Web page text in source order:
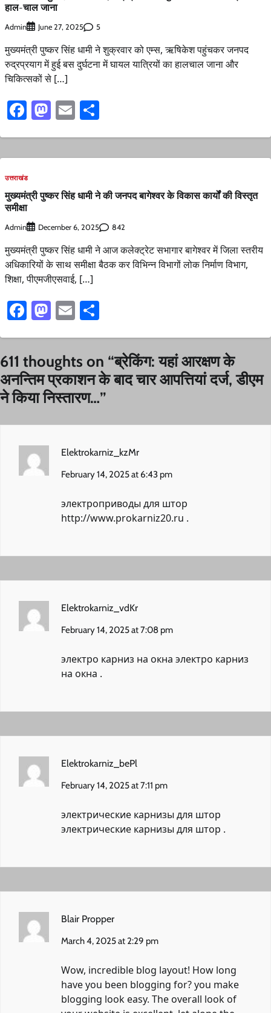
हाल-चाल जाना
Admin June 27, 2025 5
मुख्यमंत्री पुष्कर सिंह धामी ने शुक्रवार को एम्स, ऋषिकेश पहुंचकर जनपद
रुद्रप्रयाग में हुई बस दुर्घटना में घायल यात्रियों का हालचाल जाना और
चिकित्सकों से […]
Facebook
Mastodon
Email
उत्तराखंड
मुख्यमंत्री पुष्कर सिंह धामी ने की जनपद बागेश्वर के विकास कार्यों की विस्तृत
समीक्षा
Admin December 6, 2025 842
मुख्यमंत्री पुष्कर सिंह धामी ने आज कलेक्ट्रेट सभागार बागेश्वर में जिला स्तरीय
अधिकारियों के साथ समीक्षा बैठक कर विभिन्न विभागों लोक निर्माण विभाग,
शिक्षा, पीएमजीएसवाई, […]
Facebook
Mastodon
Email
611 thoughts on “ब्रेकिंग: यहां आरक्षण के
अनन्तिम प्रकाशन के बाद चार आपत्तियां दर्ज, डीएम
ने किया निस्तारण…”
Elektrokarniz_kzMr
February 14, 2025 at 6:43 pm
электроприводы для штор
http://www.prokarniz20.ru .
Elektrokarniz_vdKr
February 14, 2025 at 7:08 pm
электро карниз на окна электро карниз
на окна .
Elektrokarniz_bePl
February 14, 2025 at 7:11 pm
электрические карнизы для штор
электрические карнизы для штор .
Blair Propper
March 4, 2025 at 2:29 pm
Wow, incredible blog layout! How long
have you been blogging for? you make
blogging look easy. The overall look of